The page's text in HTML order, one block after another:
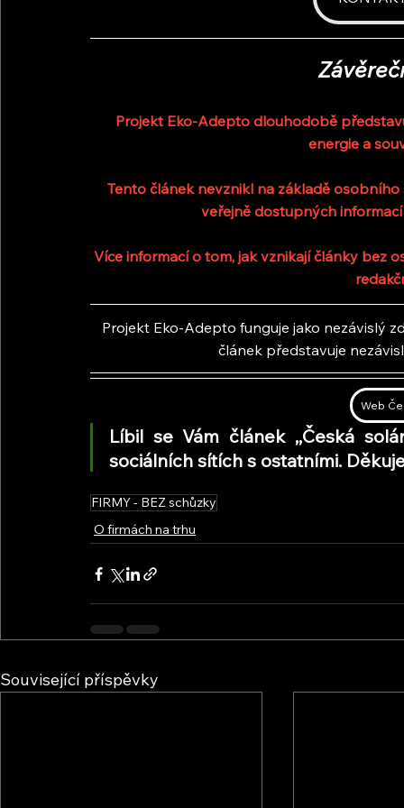
Projekt Eko-Adepto dlouhodobě
energie a
Tento článek nevznikl na základě
veřejně dostupných
Více informací o tom, jak vznikají články bez
Projekt Eko-Adepto funguje jako nezávislý
článek představuje
Web
Líbil se Vám článek ,,Česká
sociálních sítích s ostatními.
FIRMY - BEZ schůzky
O firmách na trhu
Související příspěvky